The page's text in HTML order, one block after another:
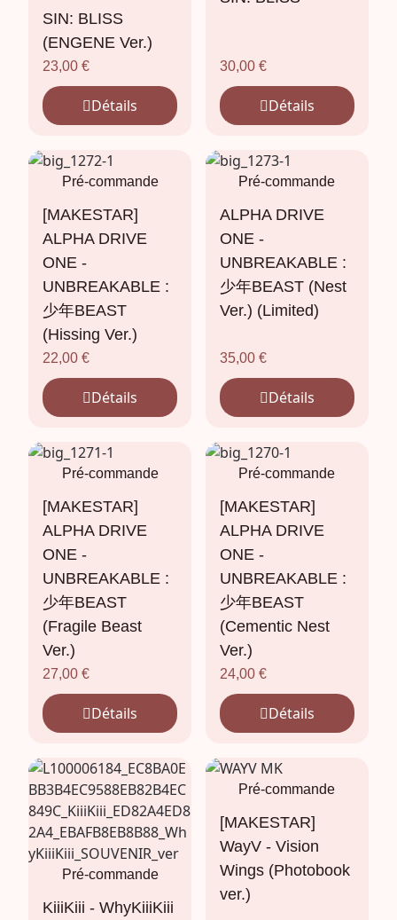
SIN: BLISS
(ENGENE Ver.)
23,00€
Détails
30,00 €
Détails
Pré-commande
[MAKESTAR]
ALPHA DRIVE
ONE -
UNBREAKABLE :
少年BEAST
(Hissing Ver.)
22,00€
Détails
Pré-commande
ALPHA DRIVE
ONE -
UNBREAKABLE :
少年BEAST (Nest
Ver.) (Limited)
35,00 €
Détails
Pré-commande
[MAKESTAR]
ALPHA DRIVE
ONE -
UNBREAKABLE :
少年BEAST
(Fragile Beast
Ver.)
27,00€
Détails
Pré-commande
[MAKESTAR]
ALPHA DRIVE
ONE -
UNBREAKABLE :
少年BEAST
(Cementic Nest
Ver.)
24,00 €
Détails
Pré-commande
KiiiKiii - WhyKiiiKiii
Pré-commande
[MAKESTAR]
WayV - Vision
Wings (Photobook
ver.)